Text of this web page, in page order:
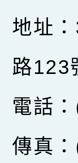
地址
路123
電話
傳真